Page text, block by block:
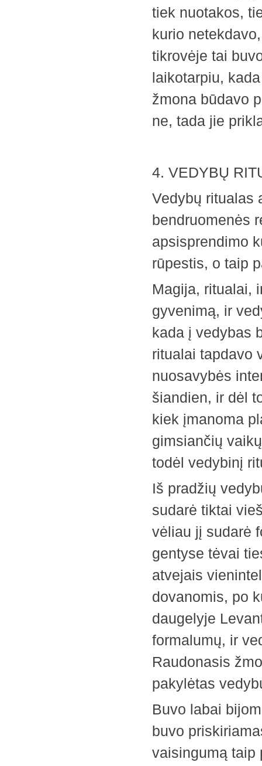
tiek nuotakos,
kurio
tikrovėje tai
laikotarpiu,
žmona būdavo
ne, tada jie
4. VEDYBŲ
Vedybų ritualas
bendruomenės
apsisprendimo
rūpestis, o taip
Magija, ritualai,
gyvenimą, ir
kada į vedybas
ritualai tapdavo
nuosavybės
šiandien, ir dėl
kiek įmanoma
gimsiančių
todėl vedybinį
Iš pradžių
sudarė tiktai
vėliau jį sudarė
gentyse tėvai
atvejais
dovanomis, po
daugelyje
formalumų, ir
Raudonasis
pakylėtas
Buvo labai
buvo
vaisingumą taip